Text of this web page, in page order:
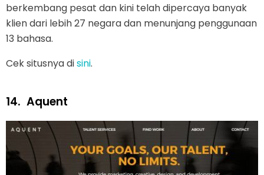
berkembang pesat dan kini telah dipercaya banyak
klien dari lebih 27 negara dan menunjang penggunaan
13 bahasa.
Cek situsnya disini.
14. Aquent